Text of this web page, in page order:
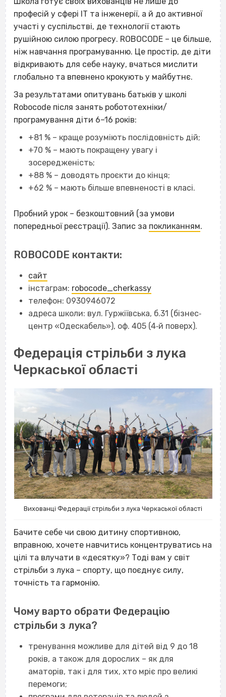
професій у сфері ІТ та інженерії, а й до активної
участі у суспільстві, де технології стають
рушійною силою прогресу. ROBOCODE – це більше,
ніж навчання програмуванню. Це простір, де діти
відкривають для себе науку, вчаться мислити
глобально та впевнено крокують у майбутнє.
За результатами опитувань батьків у школі
Robocode після занять робототехніки/
програмування діти 6–16 років:
+81 % – краще розуміють послідовність дій;
+70 % – мають покращену увагу і
зосередженість;
+88 % – доводять проєкти до кінця;
+62 % – мають більше впевненості в класі.
Пробний урок – безкоштовний (за умови
попередньої реєстрації). Запис за покликанням.
ROBOCODE контакти:
сайт
інстаграм: robocode_cherkassy
телефон: 0930946072
адреса школи: вул. Гуржіївська, б.31 (бізнес‐
центр «Одескабель»), оф. 405 (4‐й поверх).
Федерація стрільби з лука
Черкаської області
Вихованці Федерації стрільби з лука Черкаської області
Бачите себе чи свою дитину спортивною,
вправною, хочете навчитись концентруватись на
цілі та влучати в «десятку»? Тоді вам у світ
стрільби з лука – спорту, що поєднує силу,
точність та гармонію.
Чому варто обрати Федерацію
стрільби з лука?
тренування можливе для дітей від 9 до 18
років, а також для дорослих – як для
аматорів, так і для тих, хто мріє про великі
перемоги;